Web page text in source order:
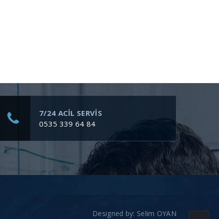
7/24 ACİL SERVİS
0535 339 64 84
Designed by: Selim OYAN